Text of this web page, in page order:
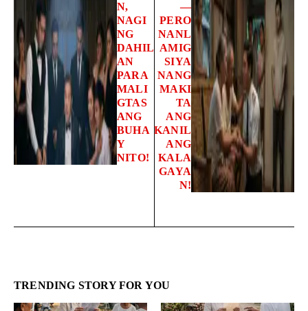
N,
NAGI
NG
DAHIL
AN
PARA
MALI
GTAS
ANG
BUHA
Y
NITO!
—
PERO
NANL
AMIG
SIYA
NANG
MAKI
TA
ANG
KANIL
ANG
KALA
GAYA
N!
TRENDING STORY FOR YOU